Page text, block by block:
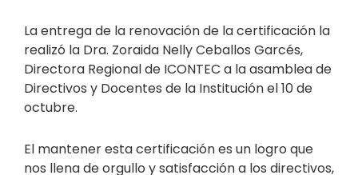
La entrega de la renovación de la certificación la
realizó la Dra. Zoraida Nelly Ceballos Garcés,
Directora Regional de ICONTEC a la asamblea de
Directivos y Docentes de la Institución el 10 de
octubre.
El mantener esta certificación es un logro que
nos llena de orgullo y satisfacción a los directivos,